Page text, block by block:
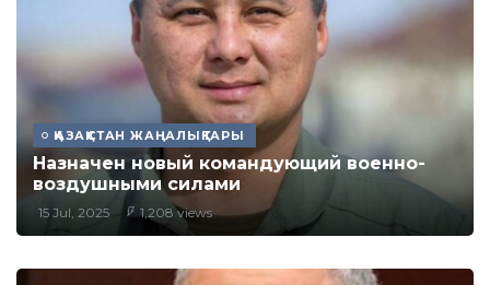
ҚАЗАҚСТАН ЖАҢАЛЫҚТАРЫ
Назначен новый командующий военно-
воздушными силами
15 Jul, 2025 1,208 views